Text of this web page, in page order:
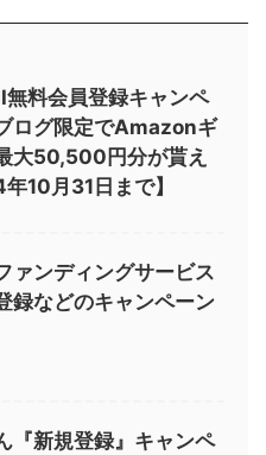
料会員登録キャンペ
ログ限定でAmazonギ
大50,500円分が貰え
10月31日まで】
ァンディングサービス
録などのキャンペーン
『新規登録』キャンペ